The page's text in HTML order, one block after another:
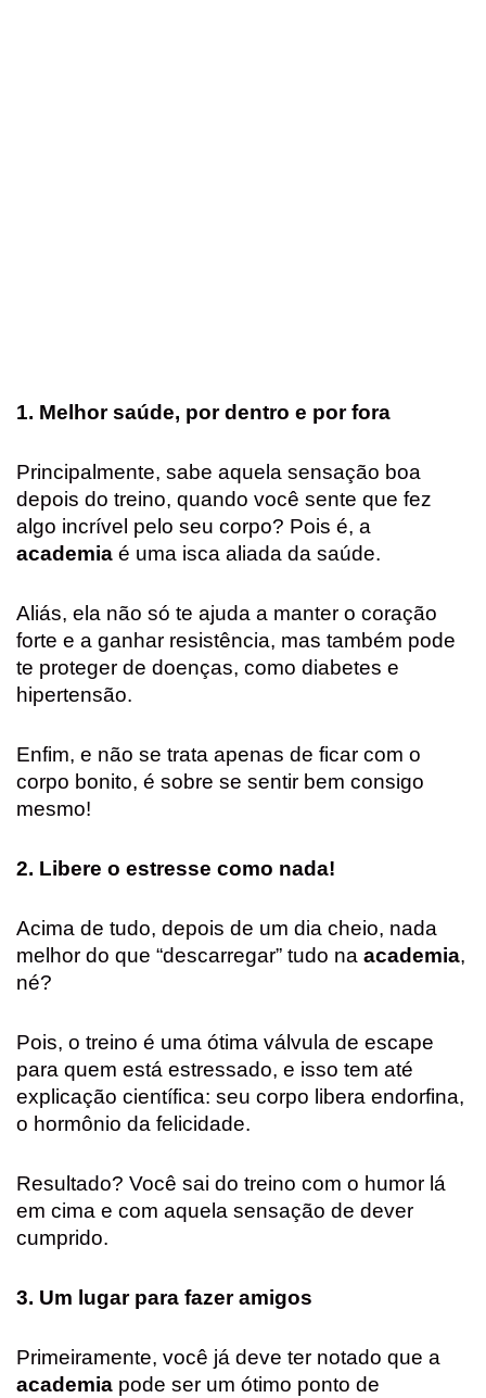
1. Melhor saúde, por dentro e por fora
Principalmente, sabe aquela sensação boa
depois do treino, quando você sente que fez
algo incrível pelo seu corpo? Pois é, a
academia é uma isca aliada da saúde.
Aliás, ela não só te ajuda a manter o coração
forte e a ganhar resistência, mas também pode
te proteger de doenças, como diabetes e
hipertensão.
Enfim, e não se trata apenas de ficar com o
corpo bonito, é sobre se sentir bem consigo
mesmo!
2. Libere o estresse como nada!
Acima de tudo, depois de um dia cheio, nada
melhor do que “descarregar” tudo na academia,
né?
Pois, o treino é uma ótima válvula de escape
para quem está estressado, e isso tem até
explicação científica: seu corpo libera endorfina,
o hormônio da felicidade.
Resultado? Você sai do treino com o humor lá
em cima e com aquela sensação de dever
cumprido.
3. Um lugar para fazer amigos
Primeiramente, você já deve ter notado que a
academia pode ser um ótimo ponto de